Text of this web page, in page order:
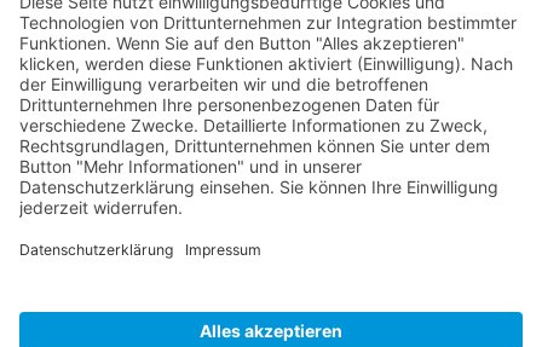
Impressum Datenschutz Links
Developed and powered bygrafix.house